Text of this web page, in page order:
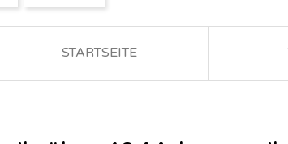
STARTSEITE